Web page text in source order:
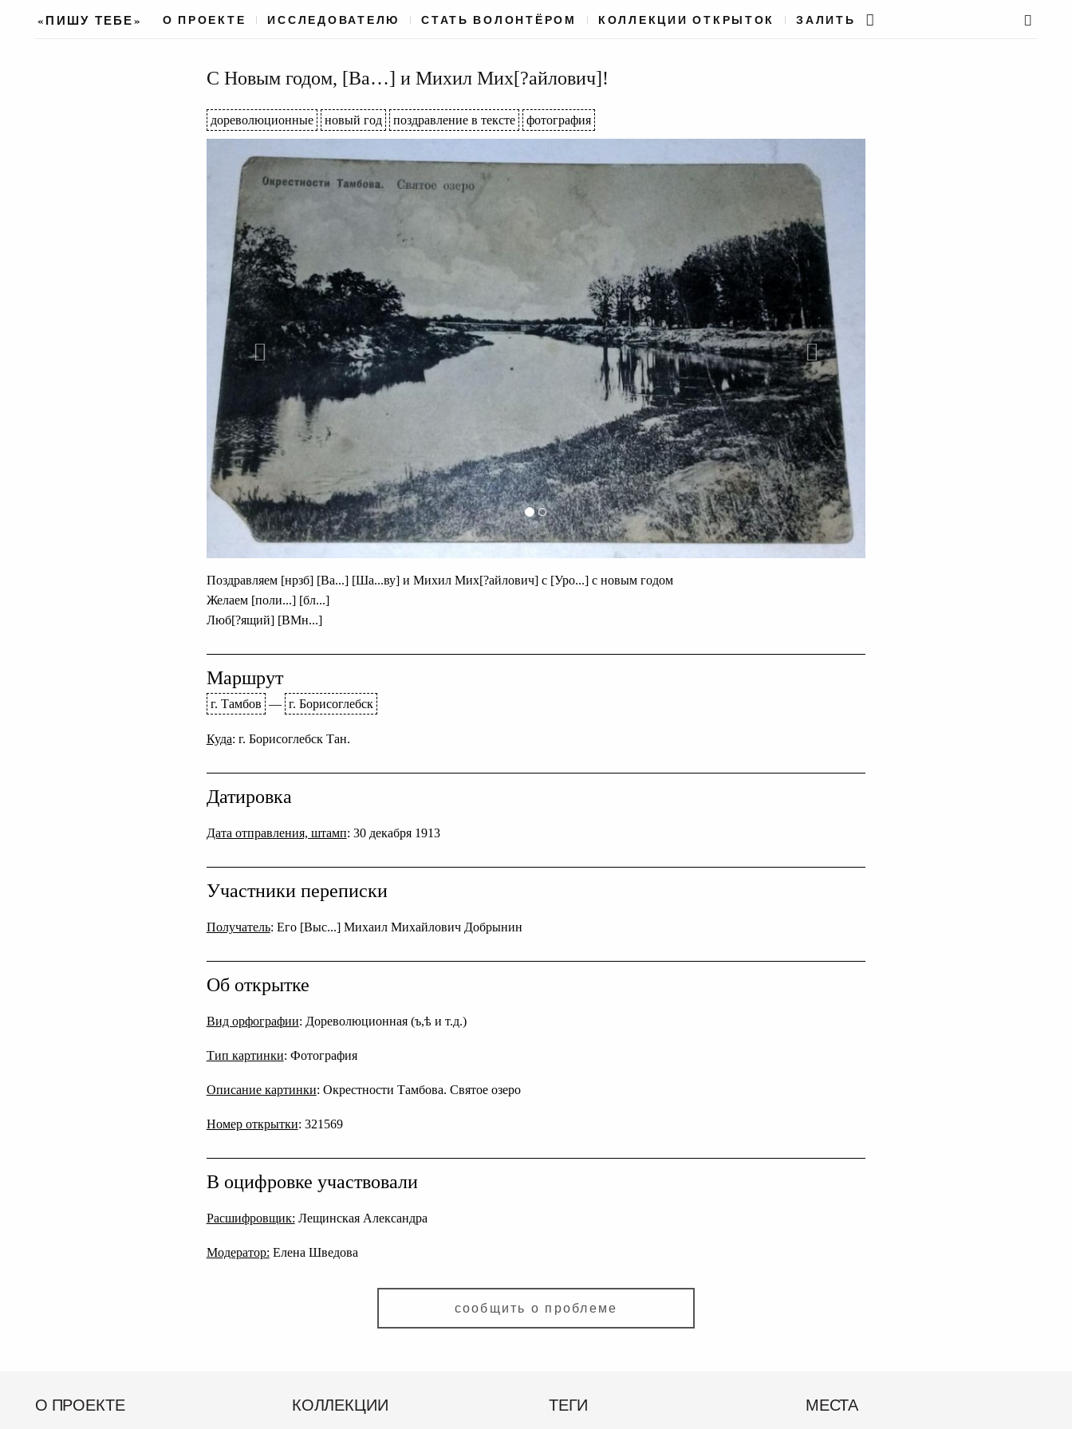
«ПИШУ ТЕБЕ» О ПРОЕКТЕ ИССЛЕДОВАТЕЛЮ СТАТЬ ВОЛОНТЁРОМ КОЛЛЕКЦИИ ОТКРЫТОК ЗАЛИТЬ
С Новым годом, [Ва…] и Михил Мих[?айлович]!
дореволюционные новый год поздравление в тексте фотография
Поздравляем [нрзб] [Ва...] [Ша...ву] и Михил Мих[?айлович] c [Уро...] с новым годом
Желаем [поли...] [бл...]
Люб[?ящий] [ВМн...]
Маршрут
г. Тамбов — г. Борисоглебск
Куда: г. Борисоглебск Тан.
Датировка
Дата отправления, штамп: 30 декабря 1913
Участники переписки
Получатель: Его [Выс...] Михаил Михайлович Добрынин
Об открытке
Вид орфографии: Дореволюционная (ъ,ѣ и т.д.)
Тип картинки: Фотография
Описание картинки: Окрестности Тамбова. Святое озеро
Номер открытки: 321569
В оцифровке участвовали
Расшифровщик: Лещинская Александра
Модератор: Елена Шведова
сообщить о проблеме
О ПРОЕКТЕ КОЛЛЕКЦИИ ТЕГИ МЕСТА